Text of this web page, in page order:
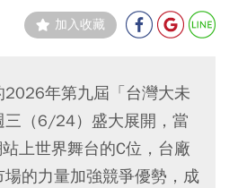
加入收藏
2026年第九屆「台灣大未
三（6/24）盛大展開，當
上世界舞台的C位，台廠
的力量加強競爭優勢，成